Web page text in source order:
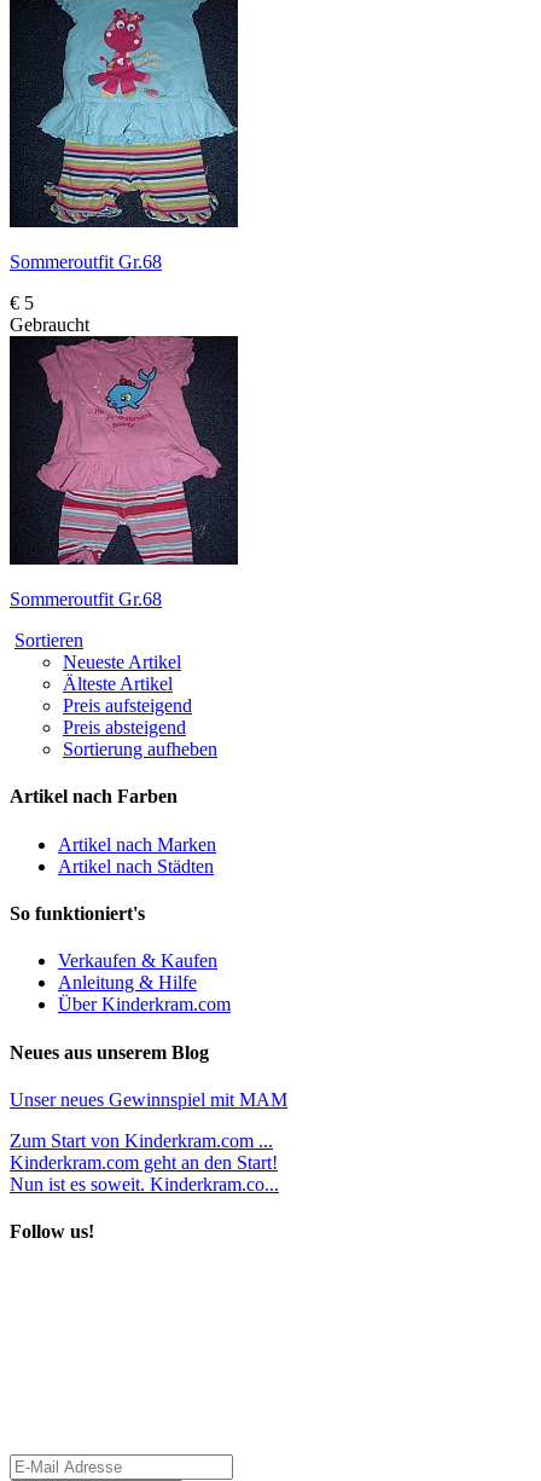
Sommeroutfit Gr.68
€ 5
Gebraucht
Sommeroutfit Gr.68
Sortieren
Neueste Artikel
Älteste Artikel
Preis aufsteigend
Preis absteigend
Sortierung aufheben
Artikel nach Farben
Artikel nach Marken
Artikel nach Städten
So funktioniert's
Verkaufen & Kaufen
Anleitung & Hilfe
Über Kinderkram.com
Neues aus unserem Blog
Unser neues Gewinnspiel mit MAM
Zum Start von Kinderkram.com ...
Kinderkram.com geht an den Start!
Nun ist es soweit. Kinderkram.co...
Follow us!